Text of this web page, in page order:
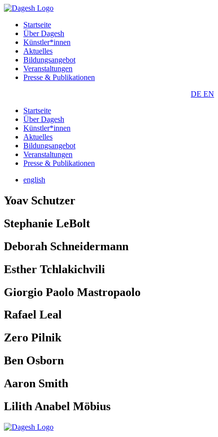
Startseite
Über Dagesh
Künstler*innen
Aktuelles
Bildungsangebot
Veranstaltungen
Presse & Publikationen
DE EN
Startseite
Über Dagesh
Künstler*innen
Aktuelles
Bildungsangebot
Veranstaltungen
Presse & Publikationen
english
Yoav Schutzer
Stephanie LeBolt
Deborah Schneidermann
Esther Tchlakichvili
Giorgio Paolo Mastropaolo
Rafael Leal
Zero Pilnik
Ben Osborn
Aaron Smith
Lilith Anabel Möbius